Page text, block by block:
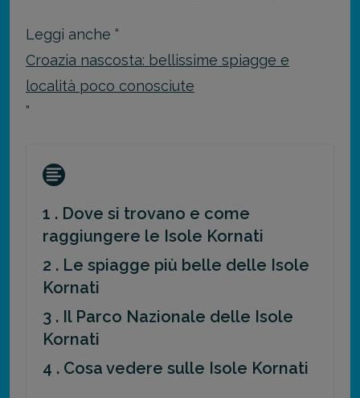
Leggi anche “
Croazia nascosta: bellissime spiagge e
località poco conosciute
”
1 . Dove si trovano e come
raggiungere le Isole Kornati
2 . Le spiagge più belle delle Isole
Kornati
3 . Il Parco Nazionale delle Isole
Kornati
4 . Cosa vedere sulle Isole Kornati